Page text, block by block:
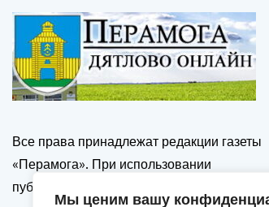
Мы ценим вашу
Все права принадлежат редакции газеты
«Перамога». При использовании
публикаций сайта, ссылка на источник и